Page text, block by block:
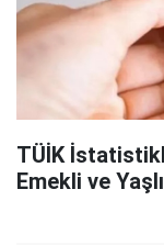
TÜİK
Emekli ve